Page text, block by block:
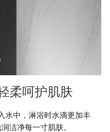
柔呵护肌肤
水中，淋浴时水滴更加丰
洁净每一寸肌肤。